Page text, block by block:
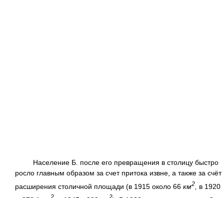
Население Б. после его превращения в столицу быстро
росло главным образом за счет притока извне, а также за счёт
расширения столичной площади (в 1915 около 66 км2
в 1920